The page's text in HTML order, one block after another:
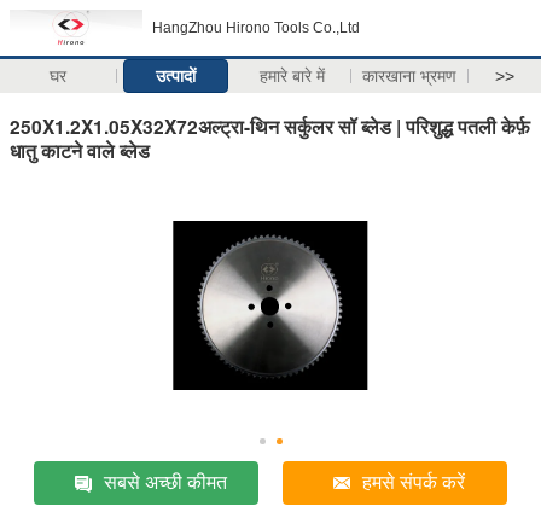
HangZhou Hirono Tools Co.,Ltd
घर उत्पादों हमारे बारे में कारखाना भ्रमण >>
250X1.2X1.05X32X72अल्ट्रा-थिन सर्कुलर सॉ ब्लेड | परिशुद्ध पतली केर्फ़
धातु काटने वाले ब्लेड
सबसे अच्छी कीमत हमसे संपर्क करें